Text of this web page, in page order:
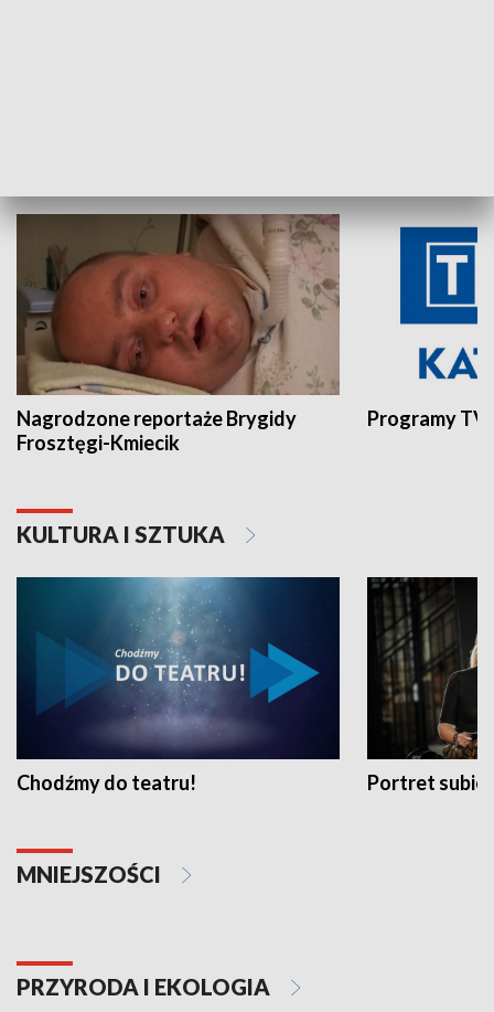
Nagrodzone reportaże Brygidy
Frosztęgi-Kmiecik
Programy
KULTURA I SZTUKA
Chodźmy do teatru! Portret
MNIEJSZOŚCI
PRZYRODA I EKOLOGIA